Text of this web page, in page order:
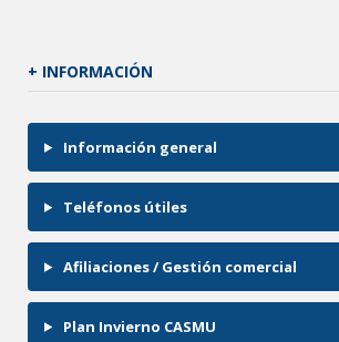
+ INFORMACIÓN
Información general
Teléfonos útiles
Afiliaciones / Gestión comercial
Plan Invierno CASMU